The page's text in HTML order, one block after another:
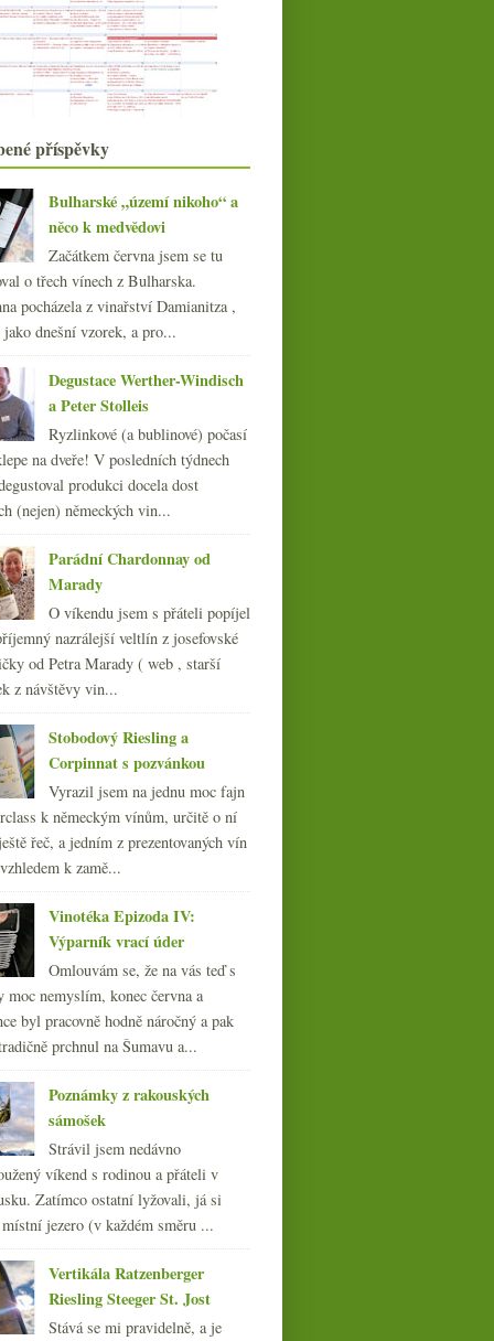
Šnečí i vinný neúspěch
Ryzlinkový experiment i s vínografy
Jurský park – nebojte se vínosaurů!
S vůní petroleje aneb ryzlinkový
experiment
Krvavě rudé víno z Transylvánie
na ochutnávky…“
Jahody a vyzrálé ročníkové šumivé
rosé
Ryzlinky v podání Weingut
Dönnhoff
června(22)
května(20)
dubna(21)
března(23)
února(20)
ledna (20)
(270)
(108)
příspěvky
Bulharské „území nikoho“ a
něco k medvědovi
Začátkem června jsem se tu
o třech vínech z Bulharska.
pocházela z vinařství Damianitza ,
jako dnešní vzorek, a pro...
Degustace Werther-Windisch
a Peter Stolleis
Ryzlinkové (a bublinové) počasí
na dveře! V posledních týdnech
produkci docela dost
(nejen) německých vin...
Parádní Chardonnay od
Marady
O víkendu jsem s přáteli popíjel
nazrálejší veltlín z josefovské
od Petra Marady ( web , starší
z návštěvy vin...
Stobodový Riesling a
Corpinnat s pozvánkou
Vyrazil jsem na jednu moc fajn
k německým vínům, určitě o ní
řeč, a jedním z prezentovaných vín
k zamě...
Vinotéka Epizoda IV:
Výparník vrací úder
Omlouvám se, že na vás teď s
moc nemyslím, konec června a
byl pracovně hodně náročný a pak
prchnul na Šumavu a...
Poznámky z rakouských
sámošek
Strávil jsem nedávno
víkend s rodinou a přáteli v
Zatímco ostatní lyžovali, já si
jezero (v každém směru ...
Vertikála Ratzenberger
Riesling Steeger St. Jost
Stává se mi pravidelně, a je